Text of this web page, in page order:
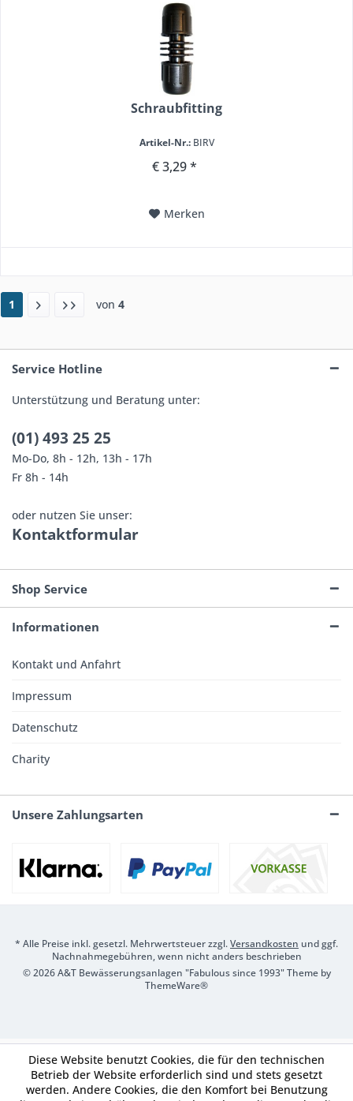
Schraubfitting
Artikel-Nr.:BIRV
€ 3,29 *
Merken
1 von 4
Service Hotline
Unterstützung und Beratung unter:
(01) 493 25 25
Mo-Do, 8h - 12h, 13h - 17h
Fr 8h - 14h
oder nutzen Sie unser:
Kontaktformular
Shop Service
Informationen
Kontakt und Anfahrt
Impressum
Datenschutz
Charity
Unsere Zahlungsarten
* Alle Preise inkl. gesetzl. Mehrwertsteuer zzgl.Versandkosten und ggf.
Nachnahmegebühren, wenn nicht anders beschrieben
© 2026 A&T Bewässerungsanlagen "Fabulous since 1993" Theme by
ThemeWare®
Diese Website benutzt Cookies, die für den technischen
Betrieb der Website erforderlich sind und stets gesetzt
werden. Andere Cookies, die den Komfort bei Benutzung